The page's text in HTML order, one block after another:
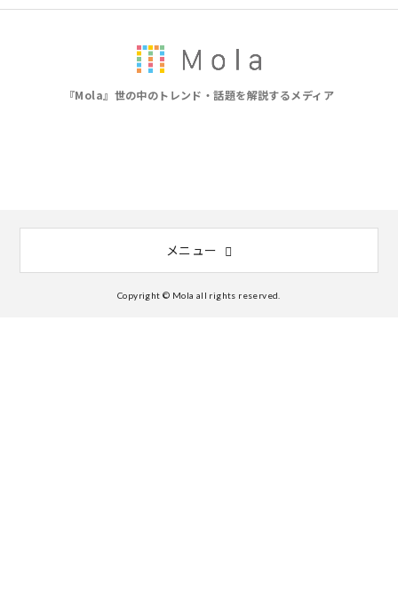
『Mola』世の中のトレンド・話題を解説するメディア
メニュー
Copyright © Mola all rights reserved.